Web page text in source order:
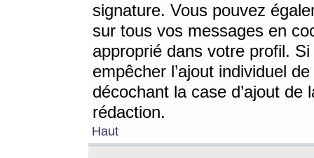
signature. Vous pouvez
sur tous vos messages en
approprié dans votre profil.
empêcher l’ajout individuel
décochant la case d’ajout
rédaction.
Haut